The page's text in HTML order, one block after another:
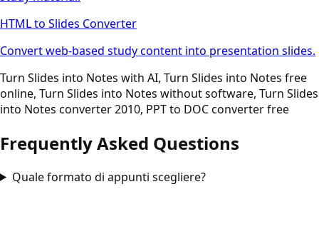
HTML to Slides Converter
Convert web-based study content into presentation slides.
Turn Slides into Notes with AI, Turn Slides into Notes free
online, Turn Slides into Notes without software, Turn Slides
into Notes converter 2010, PPT to DOC converter free
Frequently Asked Questions
Quale formato di appunti scegliere?